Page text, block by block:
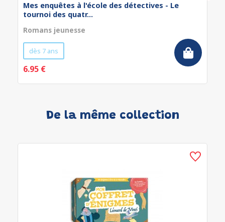
Mes enquêtes à l'école des détectives - Le
tournoi des quatr...
Romans jeunesse
dès 7 ans
6.95 €
De la même collection